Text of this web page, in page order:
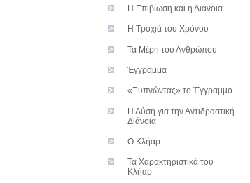
Η Επιβίωση και η Διάνοια
Η Τροχιά του Χρόνου
Τα Μέρη του Ανθρώπου
Έγγραμμα
«Ξυπνώντας» το Έγγραµµο
Η Λύση για την Αντιδραστική
Διάνοια
Ο Κλήαρ
Τα Χαρακτηριστικά του
Κλήαρ